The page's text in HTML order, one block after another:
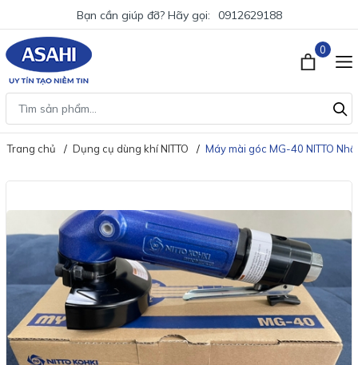
Bạn cần giúp đỡ? Hãy gọi: 0912629188
0
Trang chủ Dụng cụ dùng khí NITTO Máy mài góc MG-40 NITTO